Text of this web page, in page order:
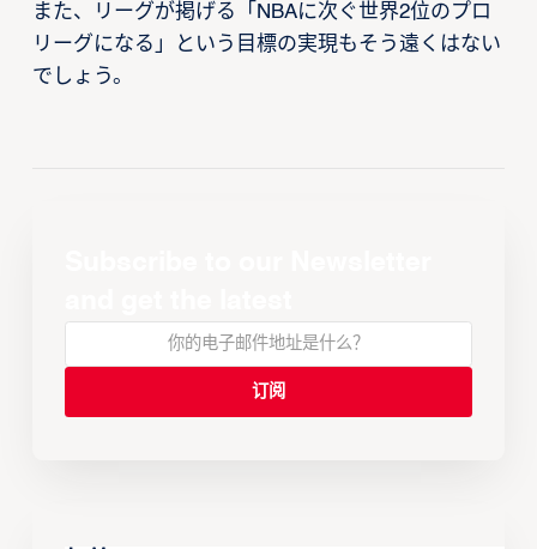
また、リーグが掲げる「NBAに次ぐ世界2位のプロ
リーグになる」という目標の実現もそう遠くはない
でしょう。